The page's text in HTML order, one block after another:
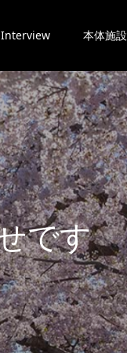
Interview 本体施設
です。